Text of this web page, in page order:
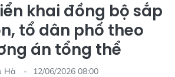
khai đồng bộ sắp
tổ dân phố theo
án tổng thể
Hà
12/06/2026 08:00